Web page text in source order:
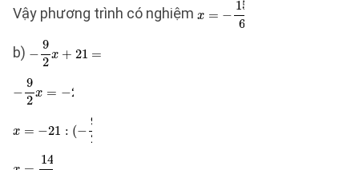
Vậy phương trình có nghiệm
b)